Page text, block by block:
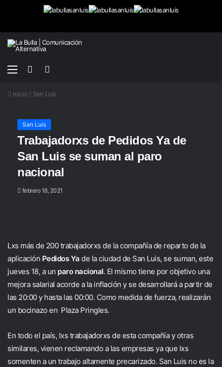
Menú
Buscar
Inicio / San Luis
San Luis
Trabajadorxs de Pedidos Ya de
San Luis se suman al paro
nacional
febrero 18, 2021
Lxs más de 200 trabajadorxs de la compañía de reparto de la
aplicación Pedidos Ya de la ciudad de San Luis, se suman, este
jueves 18, a un paro nacional. El mismo tiene por objetivo una
mejora salarial acorde a la inflación y se desarrollará a partir de
las 20:00 y hasta las 00:00. Como medida de fuerza, realizarán
un bocinazo en Plaza Pringles.
En todo el país, lxs trabajadorxs de esta compañía y otras
similares, vienen reclamando a las empresas ya que lxs
somenten a un trabajo altamente precarizado. San Luis no es la